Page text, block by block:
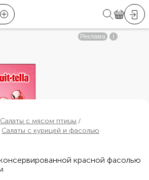
Салаты с мясом птицы
Салаты с курицей и фасолью